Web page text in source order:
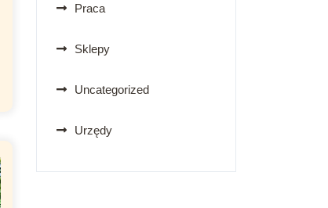
Praca
Sklepy
Uncategorized
Urzędy